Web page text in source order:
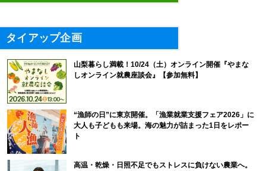
タイアップ企画
山梨暮らし満載！10/24（土）オンライン開催『やまな
しオンライン就農座談会』【参加無料】
“漁師の日”に東京開催。「漁業就業支援フェア2026」に
大人も子どもも来場。海の魅力が詰まった1日をレポー
ト
高温・乾燥・日照不足でもストレスに負けない農業へ。